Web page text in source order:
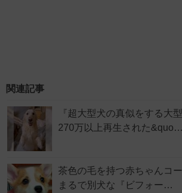
関連記事
『超大型犬の真似をする大
270万以上再生された&quo…
茶色の毛を持つ赤ちゃんコ
まるで別犬な『ビフォー…